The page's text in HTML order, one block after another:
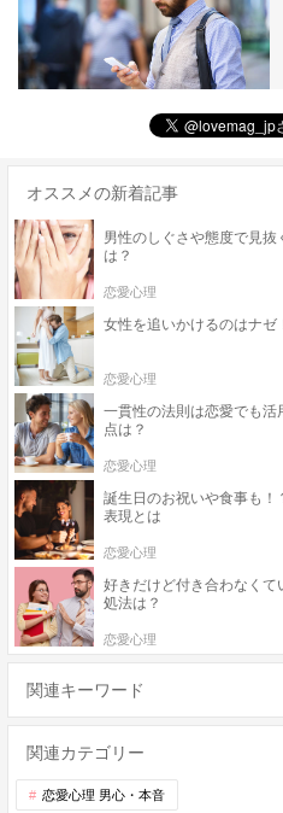
オススメの新着記事
男性のしぐさや態度で見抜
は？
恋愛心理
女性を追いかけるのはナゼ
恋愛心理
一貫性の法則は恋愛でも
点は？
恋愛心理
誕生日のお祝いや食事も
表現とは
恋愛心理
好きだけど付き合わなく
処法は？
恋愛心理
関連キーワード
関連カテゴリー
恋愛心理 男心・本音